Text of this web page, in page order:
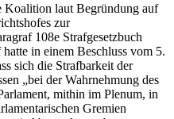
Koalition laut Begründung auf
zur
108e Strafgesetzbuch
in einem Beschluss vom 5.
sich die Strafbarkeit der
„bei der Wahrnehmung des
mithin im Plenum, in
Gremien